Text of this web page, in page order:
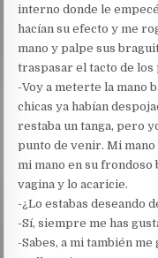
interno donde le
hacían su efecto y me
mano y palpe sus
traspasar el tacto de los
-Voy a meterte la mano
chicas ya habían
restaba un tanga, pero
punto de venir. Mi
mi mano en su frondoso
vagina y lo acaricie.
-¿Lo estabas deseando
-Sí, siempre me has
-Sabes, a mi también me